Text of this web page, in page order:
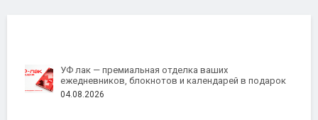
УФ лак — премиальная отделка ваших
ежедневников, блокнотов и календарей в подарок
04.08.2026